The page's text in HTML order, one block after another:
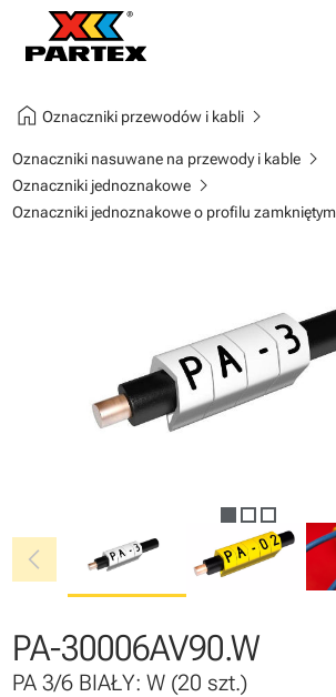
home Oznaczniki przewodów i kablichevron_right
Oznaczniki nasuwane na przewody i kablechevron_right
Oznaczniki jednoznakowechevron_right
Oznaczniki jednoznakowe o profilu zamkniętym
chevron_left
PA-30006AV90.W
PA 3/6 BIAŁY: W (20 szt.)